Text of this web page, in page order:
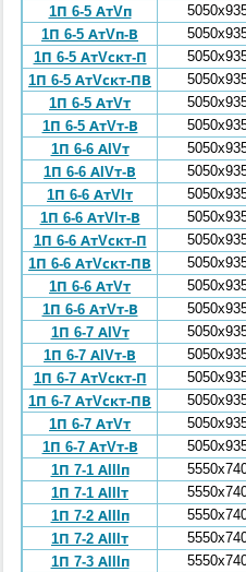
1П 6-5 АтVп
1П 6-5 АтVп-В
1П 6-5 АтVскт-П
1П 6-5 АтVскт-ПВ
1П 6-5 АтVт
1П 6-5 АтVт-В
1П 6-6 АIVт
1П 6-6 АIVт-В
1П 6-6 АтVIт
1П 6-6 АтVIт-В
1П 6-6 АтVскт-П
1П 6-6 АтVскт-ПВ
1П 6-6 АтVт
1П 6-6 АтVт-В
1П 6-7 АIVт
1П 6-7 АIVт-В
1П 6-7 АтVскт-П
1П 6-7 АтVскт-ПВ
1П 6-7 АтVт
1П 6-7 АтVт-В
1П 7-1 АIIIп
1П 7-1 АIIIт
1П 7-2 АIIIп
1П 7-2 АIIIт
1П 7-3 АIIIп